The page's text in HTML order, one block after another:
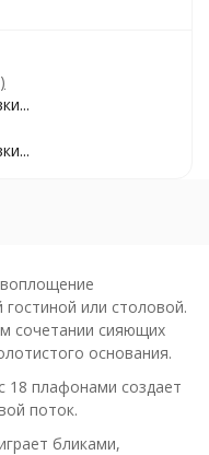
или столовой.
сочетании сияющих
основания.
18 плафонами создает
поток.
бликами,